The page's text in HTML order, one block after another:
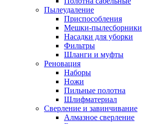
Пылеудаление
Приспособления
Мешки-пылесборники
Насадки для уборки
Фильтры
Шланги и муфты
Реновация
Наборы
Ножи
Пильные полотна
Шлифматериал
Сверление и завинчивание
Алмазное сверление